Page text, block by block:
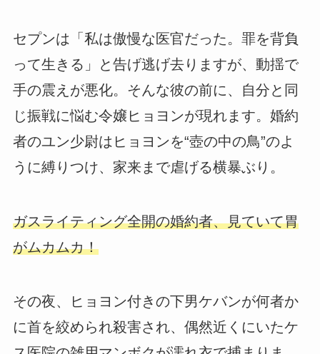
セプンは「私は傲慢な医官だった。罪を背負
って生きる」と告げ逃げ去りますが、動揺で
手の震えが悪化。そんな彼の前に、自分と同
じ振戦に悩む令嬢ヒョヨンが現れます。婚約
者のユン少尉はヒョヨンを“壺の中の鳥”のよ
うに縛りつけ、家来まで虐げる横暴ぶり。
ガスライティング全開の婚約者、見ていて胃
がムカムカ！
その夜、ヒョヨン付きの下男ケバンが何者か
に首を絞められ殺害され、偶然近くにいたケ